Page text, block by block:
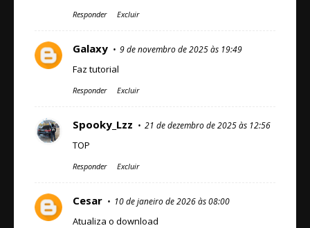
Responder Excluir
Galaxy 9 de novembro de 2025 às 19:49
Faz tutorial
Responder Excluir
Spooky_Lzz 21 de dezembro de 2025 às 12:56
TOP
Responder Excluir
Cesar 10 de janeiro de 2026 às 08:00
Atualiza o download